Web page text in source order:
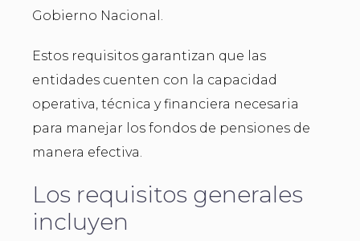
Gobierno Nacional.
Estos requisitos garantizan que las
entidades cuenten con la capacidad
operativa, técnica y financiera necesaria
para manejar los fondos de pensiones de
manera efectiva.
Los requisitos generales
incluyen